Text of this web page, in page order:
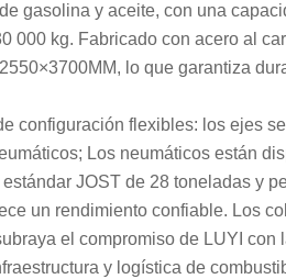
gasolina y aceite, con una
000 kg. Fabricado con acero al
lo que garantiza
configuración flexibles: los ejes
Los neumáticos están
JOST de 28 toneladas y
un rendimiento confiable. Los
el compromiso de LUYI
y logística de